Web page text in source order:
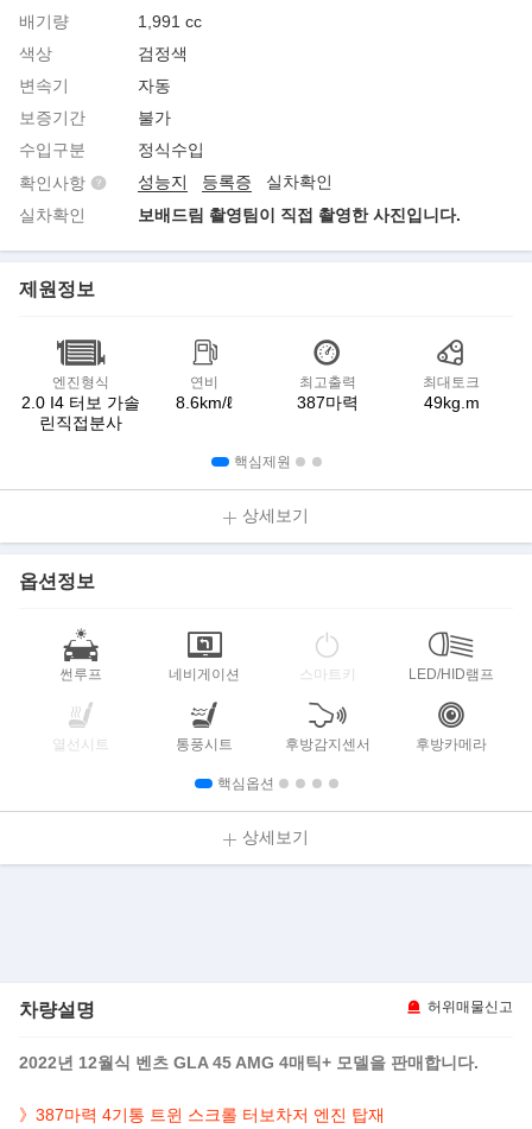
배기량
1,991 cc
색상
검정색
변속기
자동
보증기간
불가
수입구분
정식수입
확인사항
성능지 등록증
실차확인
실차확인
보배드림 촬영팀이 직접 촬영한 사진입니다.
제원정보
엔진형식
2.0 I4 터보 가솔
린직접분사
연비
8.6km/ℓ
최고출력
387마력
최대토크
49kg.m
핵심제원
상세보기
옵션정보
썬루프 네비게이션 스마트키 LED/HID램프
열선시트 통풍시트 후방감지센서 후방카메라
핵심옵션
상세보기
차량설명 허위매물신고
2022년 12월식 벤츠 GLA 45 AMG 4매틱+ 모델을 판매합니다.
》387마력 4기통 트윈 스크롤 터보차저 엔진 탑재